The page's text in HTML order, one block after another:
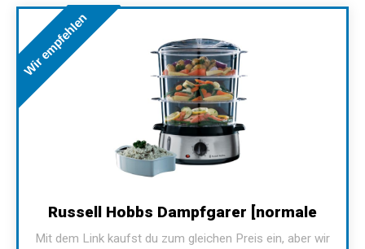
Wir empfehlen
Russell Hobbs Dampfgarer [normale
Mit dem Link kaufst du zum gleichen Preis ein, aber wir